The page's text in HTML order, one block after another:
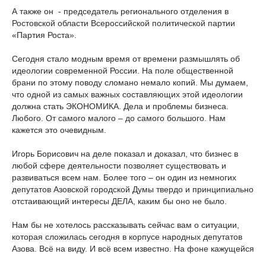
А также он - председатель регионального отделения в
Ростовской области Всероссийской политической партии
«Партия Роста».
Сегодня стало модным время от времени размышлять об
идеологии современной России. На поле общественной
брани по этому поводу сломано немало копий. Мы думаем,
что одной из самых важных составляющих этой идеологии
должна стать ЭКОНОМИКА. Дела и проблемы бизнеса.
Любого. От самого малого – до самого большого. Нам
кажется это очевидным.
Игорь Борисович на деле показал и доказал, что бизнес в
любой сфере деятельности позволяет существовать и
развиваться всем нам. Более того – он один из немногих
депутатов Азовской городской Думы твердо и принципиально
отстаивающий интересы ДЕЛА, каким бы оно не было.
Нам бы не хотелось рассказывать сейчас вам о ситуации,
которая сложилась сегодня в корпусе народных депутатов
Азова. Всё на виду. И всё всем известно. На фоне кажущейся